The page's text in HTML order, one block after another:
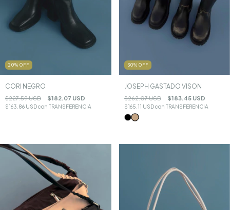
20% OFF
CORI NEGRO
$227.59 USD $182.07 USD
$163.86 USDcon TRANSFERENCIA
30% OFF
JOSEPH GASTADO VISON
$262.07 USD $183.45 USD
$165.11 USDcon TRANSFERENCIA